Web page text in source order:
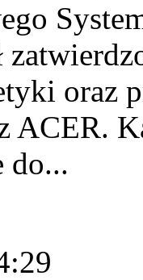
oraz
ACER.
do...